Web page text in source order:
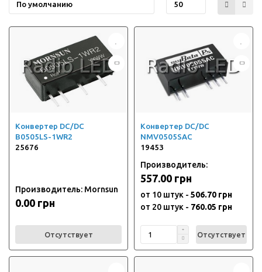
Конвертер DC/DC
B0505LS-1WR2
25676
Производитель: Mornsun
0.00 грн
Отсутствует
Конвертер DC/DC
NMV0505SAC
19453
Производитель:
557.00 грн
от 10 штук - 506.70 грн
от 20 штук - 760.05 грн
Отсутствует